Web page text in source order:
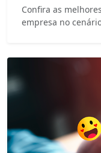
Confira as
empresa no